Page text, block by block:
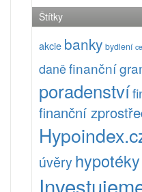
Štítky
akcie banky bydlení
daněfinanční
poradenství
finanční
úvěryhypotéky